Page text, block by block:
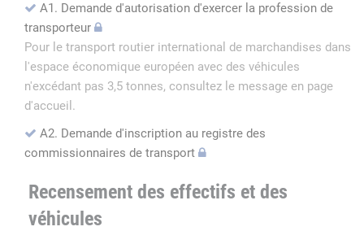
A1. Demande d'autorisation d'exercer la profession de
transporteur
Pour le transport routier international de marchandises dans
l'espace économique européen avec des véhicules
n'excédant pas 3,5 tonnes, consultez le message en page
d'accueil.
A2. Demande d'inscription au registre des
commissionnaires de transport
Recensement des effectifs et des
véhicules